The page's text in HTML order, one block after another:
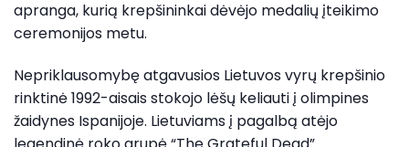
apranga, kurią krepšininkai dėvėjo medalių įteikimo
ceremonijos metu.
Nepriklausomybę atgavusios Lietuvos vyrų krepšinio
rinktinė 1992-aisais stokojo lėšų keliauti į olimpines
žaidynes Ispanijoje. Lietuviams į pagalbą atėjo